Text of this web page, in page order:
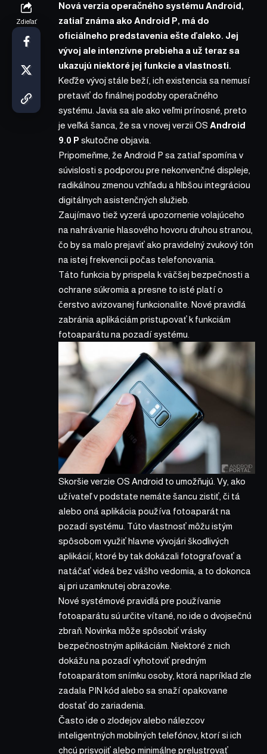
Zdieľať
Nová verzia operačného systému Android,
zatiaľ známa ako Android P, má do
oficiálneho predstavenia ešte ďaleko. Jej
vývoj ale intenzívne prebieha a už teraz sa
ukazujú niektoré jej funkcie a vlastnosti.
Keďže vývoj stále beží, ich existencia sa nemusí
pretaviť do finálnej podoby operačného
systému. Javia sa ale ako veľmi prínosné, preto
je veľká šanca, že sa v novej verzii OS Android
9.0 P skutočne objavia.
Pripomeňme, že Android P sa zatiaľ spomína v
súvislosti s podporou pre nekonvenčné displeje,
radikálnou zmenou vzhľadu a hlbšou integráciou
digitálnych asistenčných služieb.
Zaujímavo tiež vyzerá upozornenie volajúceho
na nahrávanie hlasového hovoru druhou stranou,
čo by sa malo prejaviť ako pravidelný zvukový tón
na istej frekvencii počas telefonovania.
Táto funkcia by prispela k väčšej bezpečnosti a
ochrane súkromia a presne to isté platí o
čerstvo avizovanej funkcionalite . Nové pravidlá
zabránia aplikáciám pristupovať k funkciám
fotoaparátu na pozadí systému.
Skoršie verzie OS Android to umožňujú. Vy, ako
užívateľ v podstate nemáte šancu zistiť, či tá
alebo oná aplikácia používa fotoaparát na
pozadí systému. Túto vlastnosť môžu istým
spôsobom využiť hlavne vývojári škodlivých
aplikácií, ktoré by tak dokázali fotografovať a
natáčať videá bez vášho vedomia, a to dokonca
aj pri uzamknutej obrazovke.
Nové systémové pravidlá pre používanie
fotoaparátu sú určite vítané, no ide o dvojsečnú
zbraň. Novinka môže spôsobiť vrásky
bezpečnostným aplikáciám. Niektoré z nich
dokážu na pozadí vyhotoviť predným
fotoaparátom snímku osoby, ktorá napríklad zle
zadala PIN kód alebo sa snaží opakovane
dostať do zariadenia.
Často ide o zlodejov alebo nálezcov
inteligentných mobilných telefónov, ktorí si ich
chcú prisvojiť alebo minimálne prelustrovať